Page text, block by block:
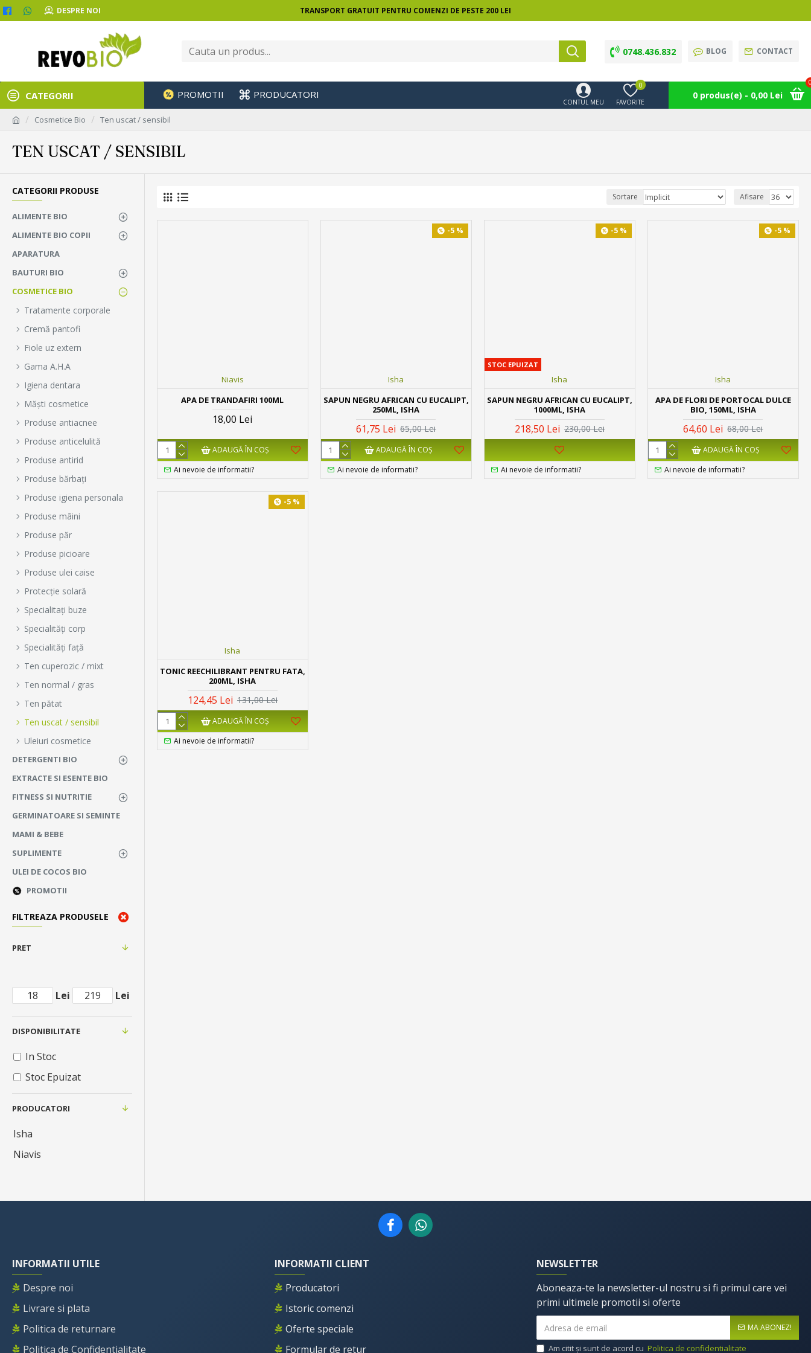
DESPRE NOI TRANSPORT GRATUIT PENTRU COMENZI DE PESTE 200 LEI
0748.436.832 BLOG CONTACT
CATEGORII PROMOTII PRODUCATORI
CONTUL MEU FAVORITE
0
0 produs(e) - 0,00 Lei
Cosmetice Bio Ten uscat / sensibil
TEN USCAT / SENSIBIL
CATEGORII PRODUSE
ALIMENTE BIO
ALIMENTE BIO COPII
APARATURA
BAUTURI BIO
COSMETICE BIO
Tratamente corporale
Cremă pantofi
Fiole uz extern
Gama A.H.A
Igiena dentara
Măști cosmetice
Produse antiacnee
Produse anticelulită
Produse antirid
Produse bărbați
Produse igiena personala
Produse mâini
Produse păr
Produse picioare
Produse ulei caise
Protecție solară
Specialitați buze
Specialități corp
Specialități față
Ten cuperozic / mixt
Ten normal / gras
Ten pătat
Ten uscat / sensibil
Uleiuri cosmetice
DETERGENTI BIO
EXTRACTE SI ESENTE BIO
FITNESS SI NUTRITIE
GERMINATOARE SI SEMINTE
MAMI & BEBE
SUPLIMENTE
ULEI DE COCOS BIO
PROMOTII
FILTREAZA PRODUSELE
PRET
Lei Lei
PRODUCATORI
Isha
Niavis
DISPONIBILITATE
In Stoc
Stoc Epuizat
Sortare Afisare
Niavis
APA DE TRANDAFIRI 100ML
18,00 Lei
ADAUGĂ ÎN COŞ
Ai nevoie de informatii?
-5 %
Isha
SAPUN NEGRU AFRICAN CU EUCALIPT,
250ML, ISHA
61,75 Lei 65,00 Lei
ADAUGĂ ÎN COŞ
Ai nevoie de informatii?
-5 %
STOC EPUIZAT
Isha
SAPUN NEGRU AFRICAN CU EUCALIPT,
1000ML, ISHA
218,50 Lei 230,00 Lei
Ai nevoie de informatii?
-5 %
Isha
APA DE FLORI DE PORTOCAL DULCE
BIO, 150ML, ISHA
64,60 Lei 68,00 Lei
ADAUGĂ ÎN COŞ
Ai nevoie de informatii?
-5 %
Isha
TONIC REECHILIBRANT PENTRU FATA,
200ML, ISHA
124,45 Lei 131,00 Lei
ADAUGĂ ÎN COŞ
Ai nevoie de informatii?
INFORMATII UTILE
Despre noi
Livrare si plata
Politica de returnare
Politica de Confidentialitate
INFORMATII CLIENT
Producatori
Istoric comenzi
Oferte speciale
Formular de retur
NEWSLETTER
Aboneaza-te la newsletter-ul nostru si fi primul care vei
primi ultimele promotii si oferte
MA ABONEZ!
Am citit şi sunt de acord cu Politica de confidentialitate